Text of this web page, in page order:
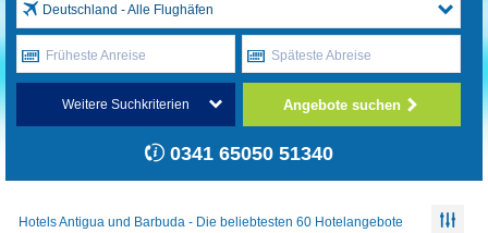
Deutschland - Alle Flughäfen
Früheste Anreise Späteste Abreise
Weitere Suchkriterien Angebote suchen
0341 65050 51340
Hotels Antigua und Barbuda - Die beliebtesten 60 Hotelangebote